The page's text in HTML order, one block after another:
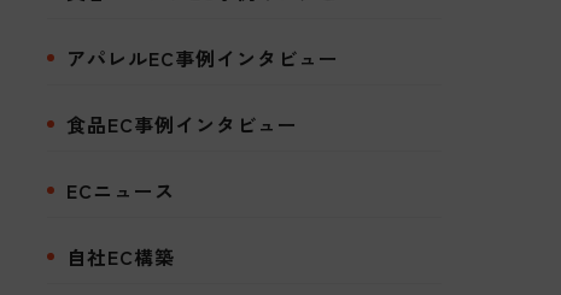
アパレルEC事例インタビュー
食品EC事例インタビュー
ECニュース
自社EC構築